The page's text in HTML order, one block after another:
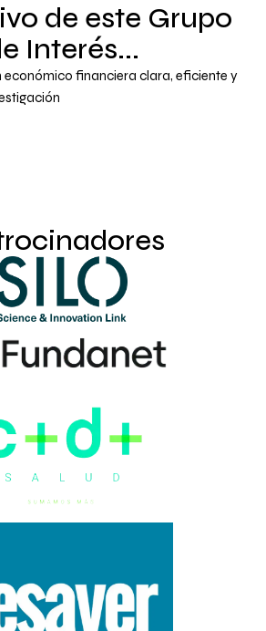
de este Grupo
Interés...
económico financiera clara, eficiente y